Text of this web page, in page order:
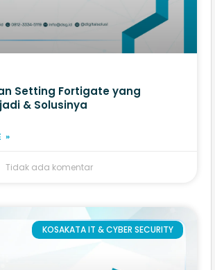
Setting Fortigate yang
& Solusinya
»
Tidak ada komentar
KOSAKATA IT & CYBER SECURITY